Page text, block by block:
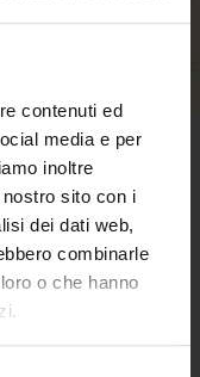
contenuti ed
media e per
inoltre
sito con i
dei dati web,
combinarle
o che hanno